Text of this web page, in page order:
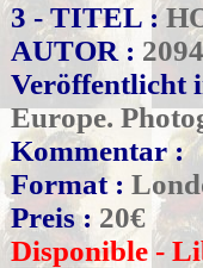
3 - TITEL :
AUTOR : 2094
Veröffentlicht
Europe.
Kommentar :
Format :
Preis : 20€
Disponible -